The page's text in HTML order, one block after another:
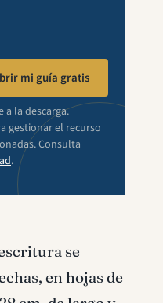
mi guía gratis
la descarga.
gestionar el recurso
Consulta
.
se
en hojas de